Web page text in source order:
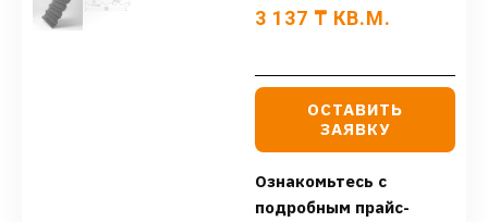
3 137 ₸ КВ.М.
ОСТАВИТЬ
ЗАЯВКУ
Ознакомьтесь с
подробным прайс-